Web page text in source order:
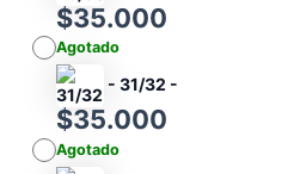
$35.000
Agotado
- 31/32 -
$35.000
Agotado